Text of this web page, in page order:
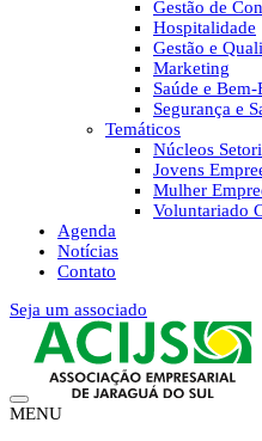
Gestão de
Hospitalidade
Gestão e
Marketing
Saúde e Bem-
Segurança e
Temáticos
Núcleos
Jovens
Mulher
Voluntariado
Agenda
Notícias
Contato
Seja um associado
MENU